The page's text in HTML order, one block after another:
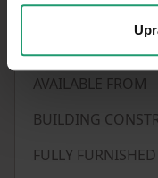
Property
AVAILABLE FROM
BUILDING
FULLY FURNISHED